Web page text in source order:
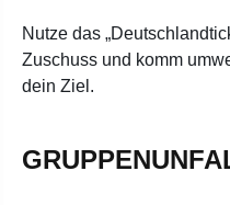
Nutze das
Zuschuss und komm
dein Ziel.